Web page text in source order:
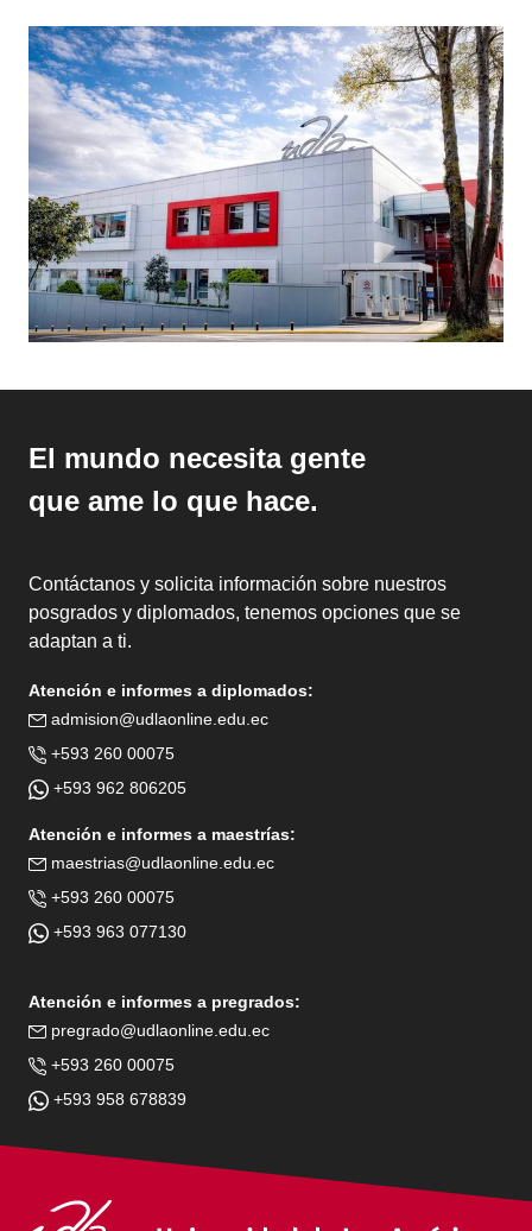
El mundo necesita gente
que ame lo que hace.
Contáctanos y solicita información sobre nuestros
posgrados y diplomados, tenemos opciones que se
adaptan a ti.
Atención e informes a diplomados:
admision@udlaonline.edu.ec
+593 260 00075
+593 962 806205
Atención e informes a maestrías:
maestrias@udlaonline.edu.ec
+593 260 00075
+593 963 077130
Atención e informes a pregrados:
pregrado@udlaonline.edu.ec
+593 260 00075
+593 958 678839